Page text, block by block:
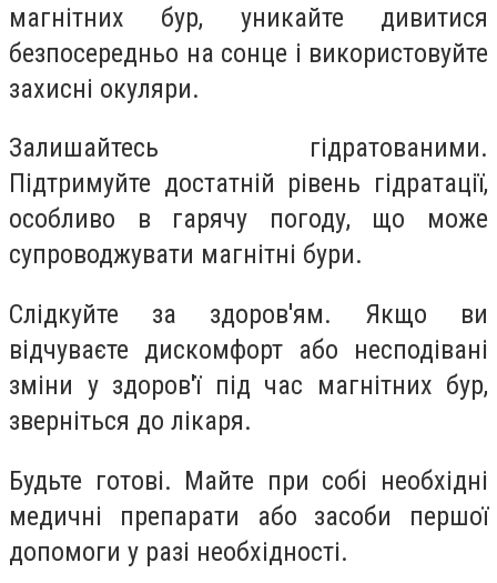
магнітних бур, уникайте дивитися
безпосередньо на сонце і використовуйте
захисні окуляри.
Залишайтесь гідратованими.
Підтримуйте достатній рівень гідратації,
особливо в гарячу погоду, що може
супроводжувати магнітні бури.
Слідкуйте за здоров'ям. Якщо ви
відчуваєте дискомфорт або несподівані
зміни у здоров'ї під час магнітних бур,
зверніться до лікаря.
Будьте готові. Майте при собі необхідні
медичні препарати або засоби першої
допомоги у разі необхідності.